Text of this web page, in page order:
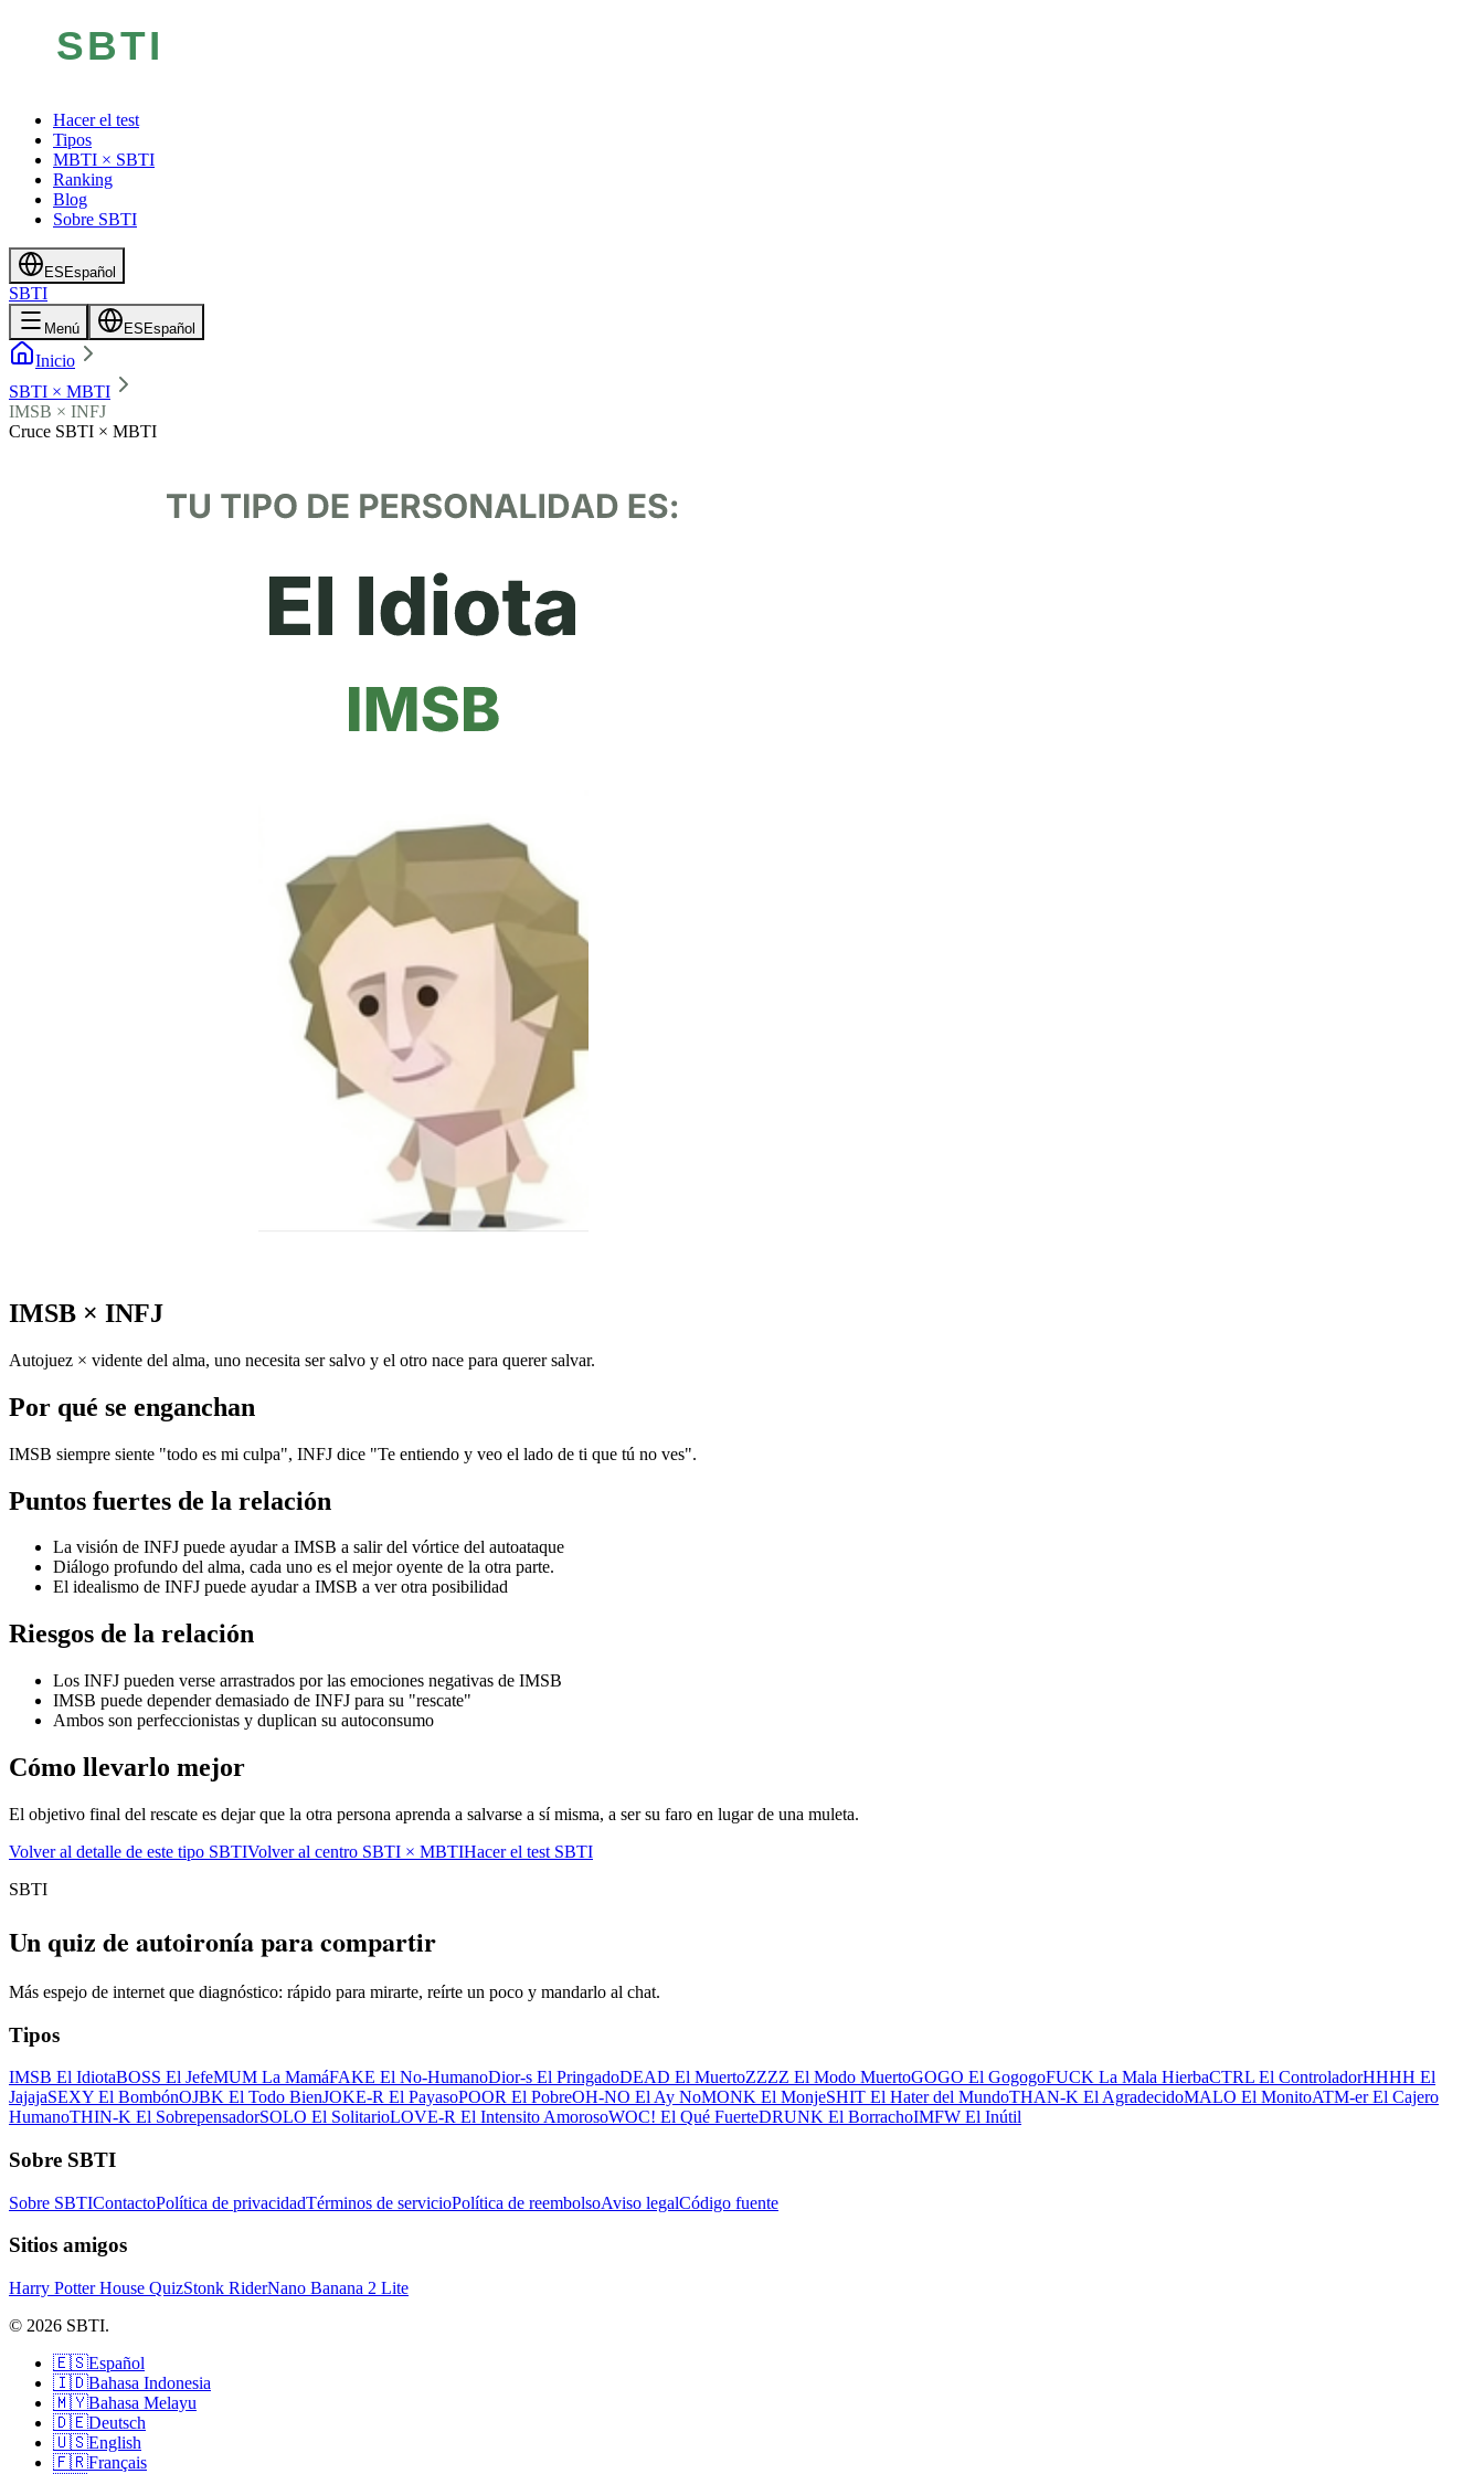
Hacer el test
Tipos
MBTI × SBTI
Ranking
Blog
Sobre SBTI
ES Español
SBTI
Menú ES Español
Inicio
SBTI × MBTI
IMSB × INFJ
Cruce SBTI × MBTI
IMSB × INFJ
Autojuez × vidente del alma, uno necesita ser salvo y el otro nace para querer salvar.
Por qué se enganchan
IMSB siempre siente "todo es mi culpa", INFJ dice "Te entiendo y veo el lado de ti que tú no ves".
Puntos fuertes de la relación
La visión de INFJ puede ayudar a IMSB a salir del vórtice del autoataque
Diálogo profundo del alma, cada uno es el mejor oyente de la otra parte.
El idealismo de INFJ puede ayudar a IMSB a ver otra posibilidad
Riesgos de la relación
Los INFJ pueden verse arrastrados por las emociones negativas de IMSB
IMSB puede depender demasiado de INFJ para su "rescate"
Ambos son perfeccionistas y duplican su autoconsumo
Cómo llevarlo mejor
El objetivo final del rescate es dejar que la otra persona aprenda a salvarse a sí misma, a ser su faro en lugar de una muleta.
Volver al detalle de este tipo SBTIVolver al centro SBTI × MBTIHacer el test SBTI
SBTI
Un quiz de autoironía para compartir
Más espejo de internet que diagnóstico: rápido para mirarte, reírte un poco y mandarlo al chat.
Tipos
IMSB El IdiotaBOSS El JefeMUM La MamáFAKE El No-HumanoDior-s El PringadoDEAD El MuertoZZZZ El Modo MuertoGOGO El GogogoFUCK La Mala HierbaCTRL El ControladorHHHH El
JajajaSEXY El BombónOJBK El Todo BienJOKE-R El PayasoPOOR El PobreOH-NO El Ay NoMONK El MonjeSHIT El Hater del MundoTHAN-K El AgradecidoMALO El MonitoATM-er El Cajero
HumanoTHIN-K El SobrepensadorSOLO El SolitarioLOVE-R El Intensito AmorosoWOC! El Qué FuerteDRUNK El BorrachoIMFW El Inútil
Sobre SBTI
Sobre SBTIContactoPolítica de privacidadTérminos de servicioPolítica de reembolsoAviso legalCódigo fuente
Sitios amigos
Harry Potter House QuizStonk RiderNano Banana 2 Lite
© 2026 SBTI.
🇪🇸Español
🇮🇩Bahasa Indonesia
🇲🇾Bahasa Melayu
🇩🇪Deutsch
🇺🇸English
🇫🇷Français